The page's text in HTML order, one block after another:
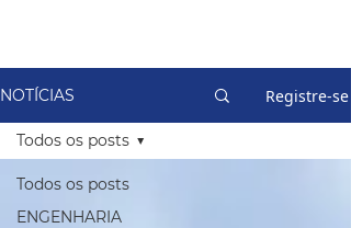
NOTÍCIAS Registre-se
Todos os posts
ENGENHARIA
Todos os posts